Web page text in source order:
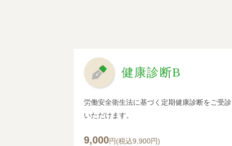
健康診断B
労働安全衛生法に基づく定期健康診断をご受診
いただけます。
9,000円(税込9,900円)